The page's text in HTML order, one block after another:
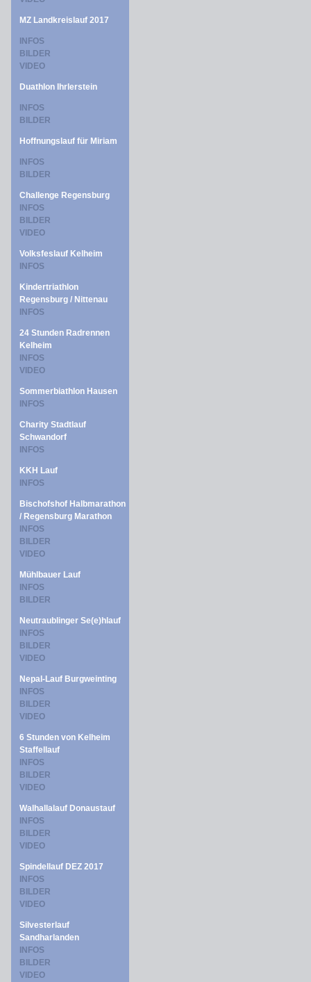
MZ Landkreislauf 2017
INFOS
BILDER
VIDEO
Duathlon Ihrlerstein
INFOS
BILDER
Hoffnungslauf für Miriam
INFOS
BILDER
Challenge Regensburg
INFOS
BILDER
VIDEO
Volksfeslauf Kelheim
INFOS
Kindertriathlon
Regensburg / Nittenau
INFOS
24 Stunden Radrennen
Kelheim
INFOS
VIDEO
Sommerbiathlon Hausen
INFOS
Charity Stadtlauf
Schwandorf
INFOS
KKH Lauf
INFOS
Bischofshof Halbmarathon
/ Regensburg Marathon
INFOS
BILDER
VIDEO
Mühlbauer Lauf
INFOS
BILDER
Neutraublinger Se(e)hlauf
INFOS
BILDER
VIDEO
Nepal-Lauf Burgweinting
INFOS
BILDER
VIDEO
6 Stunden von Kelheim
Staffellauf
INFOS
BILDER
VIDEO
Walhallalauf Donaustauf
INFOS
BILDER
VIDEO
Spindellauf DEZ 2017
INFOS
BILDER
VIDEO
Silvesterlauf
Sandharlanden
INFOS
BILDER
VIDEO